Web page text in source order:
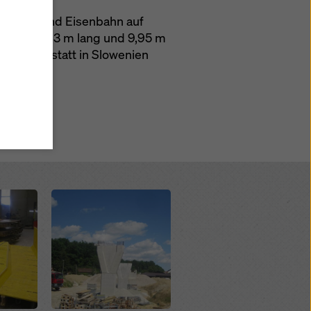
und Eisenbahn auf
ist 183 m lang und 9,95 m
Werkstatt in Slowenien
Open
Sie